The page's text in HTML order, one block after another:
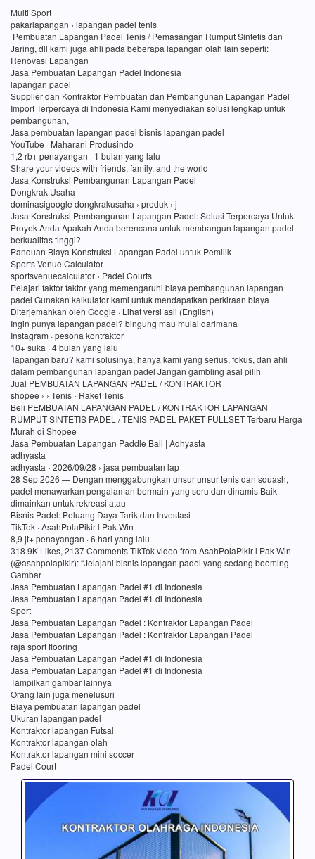
Multi Sport
pakarlapangan › lapangan padel tenis
Pembuatan Lapangan Padel Tenis / Pemasangan Rumput Sintetis dan
Jaring, dll kami juga ahli pada beberapa lapangan olah lain seperti:
Renovasi Lapangan
Jasa Pembuatan Lapangan Padel Indonesia
lapangan padel
Supplier dan Kontraktor Pembuatan dan Pembangunan Lapangan Padel
Import Terpercaya di Indonesia Kami menyediakan solusi lengkap untuk
pembangunan,
Jasa pembuatan lapangan padel bisnis lapangan padel
YouTube · Maharani Produsindo
1,2 rb+ penayangan · 1 bulan yang lalu
Share your videos with friends, family, and the world
Jasa Konstruksi Pembangunan Lapangan Padel
Dongkrak Usaha
dominasigoogle dongkrakusaha › produk › j
Jasa Konstruksi Pembangunan Lapangan Padel: Solusi Terpercaya Untuk
Proyek Anda Apakah Anda berencana untuk membangun lapangan padel
berkualitas tinggi?
Panduan Biaya Konstruksi Lapangan Padel untuk Pemilik
Sports Venue Calculator
sportsvenuecalculator › Padel Courts
Pelajari faktor faktor yang memengaruhi biaya pembangunan lapangan
padel Gunakan kalkulator kami untuk mendapatkan perkiraan biaya
Diterjemahkan oleh Google · Lihat versi asli (English)
Ingin punya lapangan padel? bingung mau mulai darimana
Instagram · pesona kontraktor
10+ suka · 4 bulan yang lalu
lapangan baru? kami solusinya, hanya kami yang serius, fokus, dan ahli
dalam pembangunan lapangan padel Jangan gambling asal pilih
Jual PEMBUATAN LAPANGAN PADEL / KONTRAKTOR
shopee › › Tenis › Raket Tenis
Beli PEMBUATAN LAPANGAN PADEL / KONTRAKTOR LAPANGAN
RUMPUT SINTETIS PADEL / TENIS PADEL PAKET FULLSET Terbaru Harga
Murah di Shopee
Jasa Pembuatan Lapangan Paddle Ball | Adhyasta
adhyasta
adhyasta › 2026/09/28 › jasa pembuatan lap
28 Sep 2026 — Dengan menggabungkan unsur unsur tenis dan squash,
padel menawarkan pengalaman bermain yang seru dan dinamis Baik
dimainkan untuk rekreasi atau
Bisnis Padel: Peluang Daya Tarik dan Investasi
TikTok · AsahPolaPikir l Pak Win
8,9 jt+ penayangan · 6 hari yang lalu
318 9K Likes, 2137 Comments TikTok video from AsahPolaPikir l Pak Win
(@asahpolapikir): “Jelajahi bisnis lapangan padel yang sedang booming
Gambar
Jasa Pembuatan Lapangan Padel #1 di Indonesia
Jasa Pembuatan Lapangan Padel #1 di Indonesia
Sport
Jasa Pembuatan Lapangan Padel : Kontraktor Lapangan Padel
Jasa Pembuatan Lapangan Padel : Kontraktor Lapangan Padel
raja sport flooring
Jasa Pembuatan Lapangan Padel #1 di Indonesia
Jasa Pembuatan Lapangan Padel #1 di Indonesia
Tampilkan gambar lainnya
Orang lain juga menelusuri
Biaya pembuatan lapangan padel
Ukuran lapangan padel
Kontraktor lapangan Futsal
Kontraktor lapangan olah
Kontraktor lapangan mini soccer
Padel Court